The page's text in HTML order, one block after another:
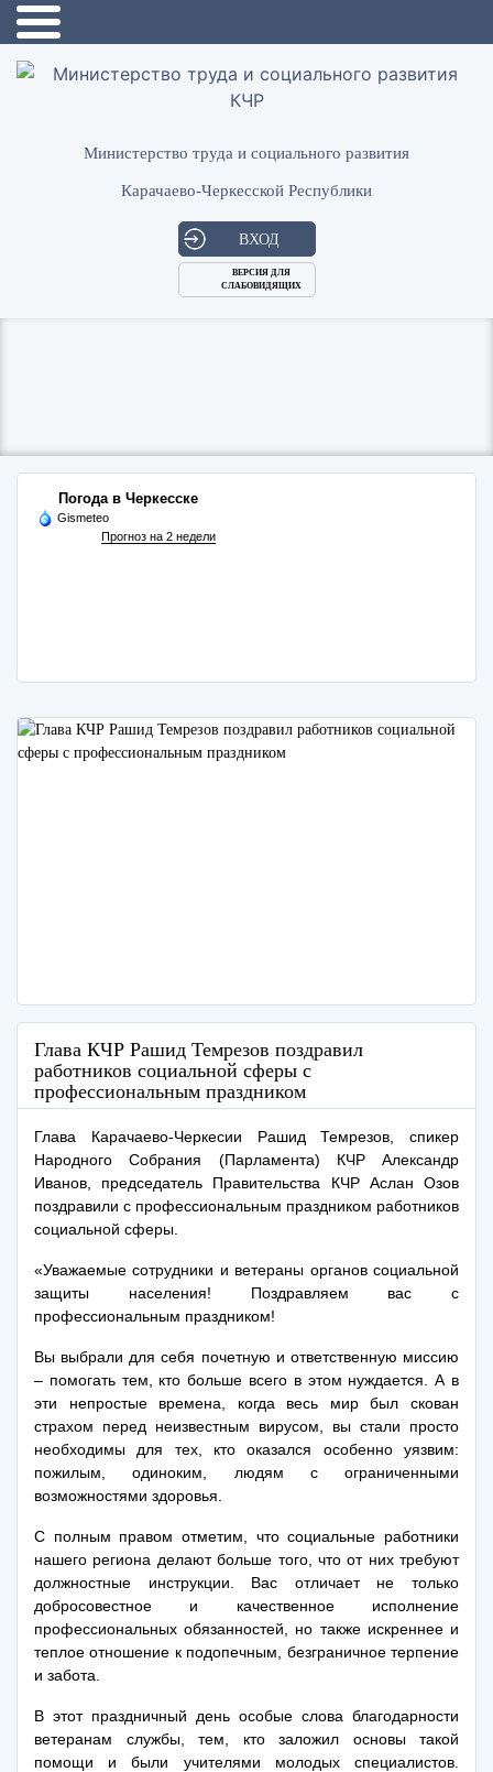
Министерство труда и социального развития
Карачаево-Черкесской Республики
ВХОД
ВЕРСИЯ ДЛЯ
СЛАБОВИДЯЩИХ
Погода в Черкесске
Gismeteo
Прогноз на 2 недели
Глава КЧР Рашид Темрезов поздравил
работников социальной сферы с
профессиональным праздником
Глава Карачаево-Черкесии Рашид Темрезов, спикер
Народного Собрания (Парламента) КЧР Александр
Иванов, председатель Правительства КЧР Аслан Озов
поздравили с профессиональным праздником работников
социальной сферы.
«Уважаемые сотрудники и ветераны органов социальной
защиты населения! Поздравляем вас с
профессиональным праздником!
Вы выбрали для себя почетную и ответственную миссию
– помогать тем, кто больше всего в этом нуждается. А в
эти непростые времена, когда весь мир был скован
страхом перед неизвестным вирусом, вы стали просто
необходимы для тех, кто оказался особенно уязвим:
пожилым, одиноким, людям с ограниченными
возможностями здоровья.
С полным правом отметим, что социальные работники
нашего региона делают больше того, что от них требуют
должностные инструкции. Вас отличает не только
добросовестное и качественное исполнение
профессиональных обязанностей, но также искреннее и
теплое отношение к подопечным, безграничное терпение
и забота.
В этот праздничный день особые слова благодарности
ветеранам службы, тем, кто заложил основы такой
помощи и были учителями молодых специалистов.